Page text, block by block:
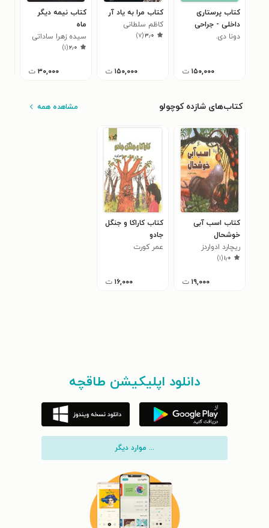
کتاب پرستاری
داخلی - جراحی
مفاهیم مراقبت
دونا دی.
۱۵۰,۰۰۰ ت
کتاب مرا به یاد آر
کاظم سلطانی
۳٫۰(۷)
۱۵۰,۰۰۰ ت
کتاب نیمه‌ دیگر
ماه
سیده زهرا ساداتی
۲٫۰(۱)
۳۰,۰۰۰ ت
کتاب‌های شازده کوچولو مشاهده همه
کتاب اسب آبی
خوشحال
ریچارد ادواردز
۱٫۰(۱)
۱۹,۰۰۰ ت
کتاب کاراکا و جنگل
جادو
عمر کورت
۱۶,۰۰۰ ت
دانلود اپلیکیشن طاقچه
... موارد دیگر